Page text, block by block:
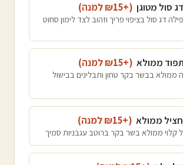
דג סול מטוגן (+₪
15 למנה)
פילה דג סול בציפוי פריך וזהוב לצד לימון סחוט
ממולא (+₪
15 למנה)
בבשר בקר טחון ותבלינים בבישול
ממולא (+₪
15 למנה)
קלוי ממולא בשר בקר ברוטב עגבניות סמיך